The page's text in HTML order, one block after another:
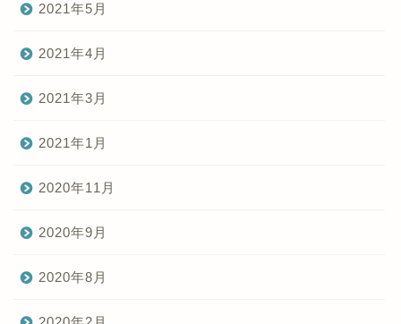
2021年5月
2021年4月
2021年3月
2021年1月
2020年11月
2020年9月
2020年8月